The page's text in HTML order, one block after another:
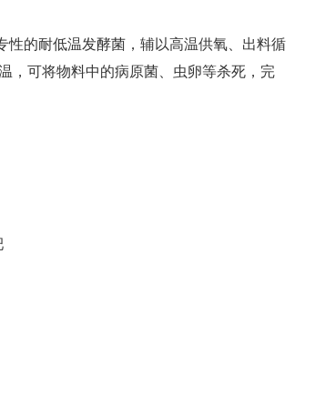
的耐低温发酵菌，辅以高温供氧、出料循
，可将物料中的病原菌、虫卵等杀死，完